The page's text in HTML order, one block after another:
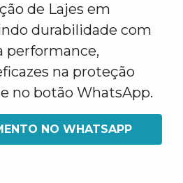
de Lajes em
durabilidade com
performance,
na proteção
no botão WhatsApp.
NO WHATSAPP